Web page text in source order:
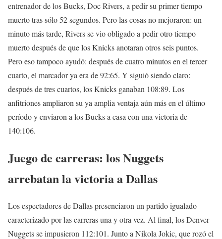
entrenador de los Bucks, Doc Rivers, a pedir su primer tiempo
muerto tras sólo 52 segundos. Pero las cosas no mejoraron: un
minuto más tarde, Rivers se vio obligado a pedir otro tiempo
muerto después de que los Knicks anotaran otros seis puntos.
Pero eso tampoco ayudó: después de cuatro minutos en el tercer
cuarto, el marcador ya era de 92:65. Y siguió siendo claro:
después de tres cuartos, los Knicks ganaban 108:89. Los
anfitriones ampliaron su ya amplia ventaja aún más en el último
período y enviaron a los Bucks a casa con una victoria de
140:106.
Juego de carreras: los Nuggets
arrebatan la victoria a Dallas
Los espectadores de Dallas presenciaron un partido igualado
caracterizado por las carreras una y otra vez. Al final, los Denver
Nuggets se impusieron 112:101. Junto a Nikola Jokic, que rozó el